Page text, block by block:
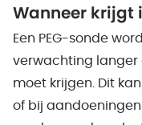
Wanneer krijgt
Een PEG-sonde
verwachting langer
moet krijgen. Dit
of bij